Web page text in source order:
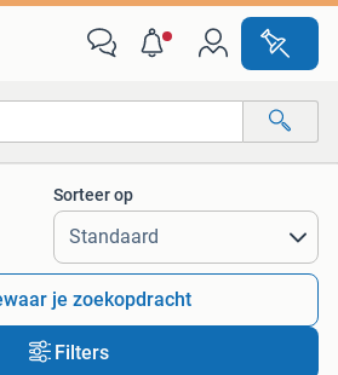
Alle afstanden…
Sorteer op
je zoekopdracht
Filters